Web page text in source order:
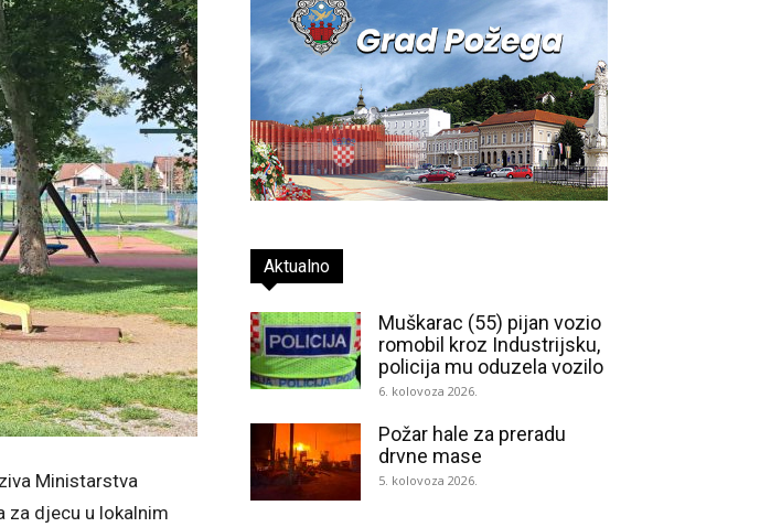
Ministarstva
za djecu u lokalnim
Aktualno
Muškarac (55) pijan vozio
romobil kroz Industrijsku,
policija mu oduzela vozilo
6. kolovoza 2026.
Požar hale za preradu
drvne mase
5. kolovoza 2026.